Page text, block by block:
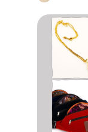
栃木
滋賀
島根